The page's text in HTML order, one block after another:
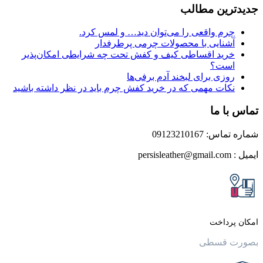
مطالب
واقعی را می‌توان دید… و لمس کرد.
با محصولات چرمی پرطرفدار
اقساطی کیف و کفش تحت چه شرایطی امکان‌پذیر
برای لبخند آدم برفی‌ها
مهمی که در خرید کفش چرم باید در نظر داشته باشید
ما
قسطی